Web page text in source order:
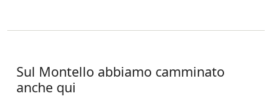
Sul Montello abbiamo camminato
anche qui